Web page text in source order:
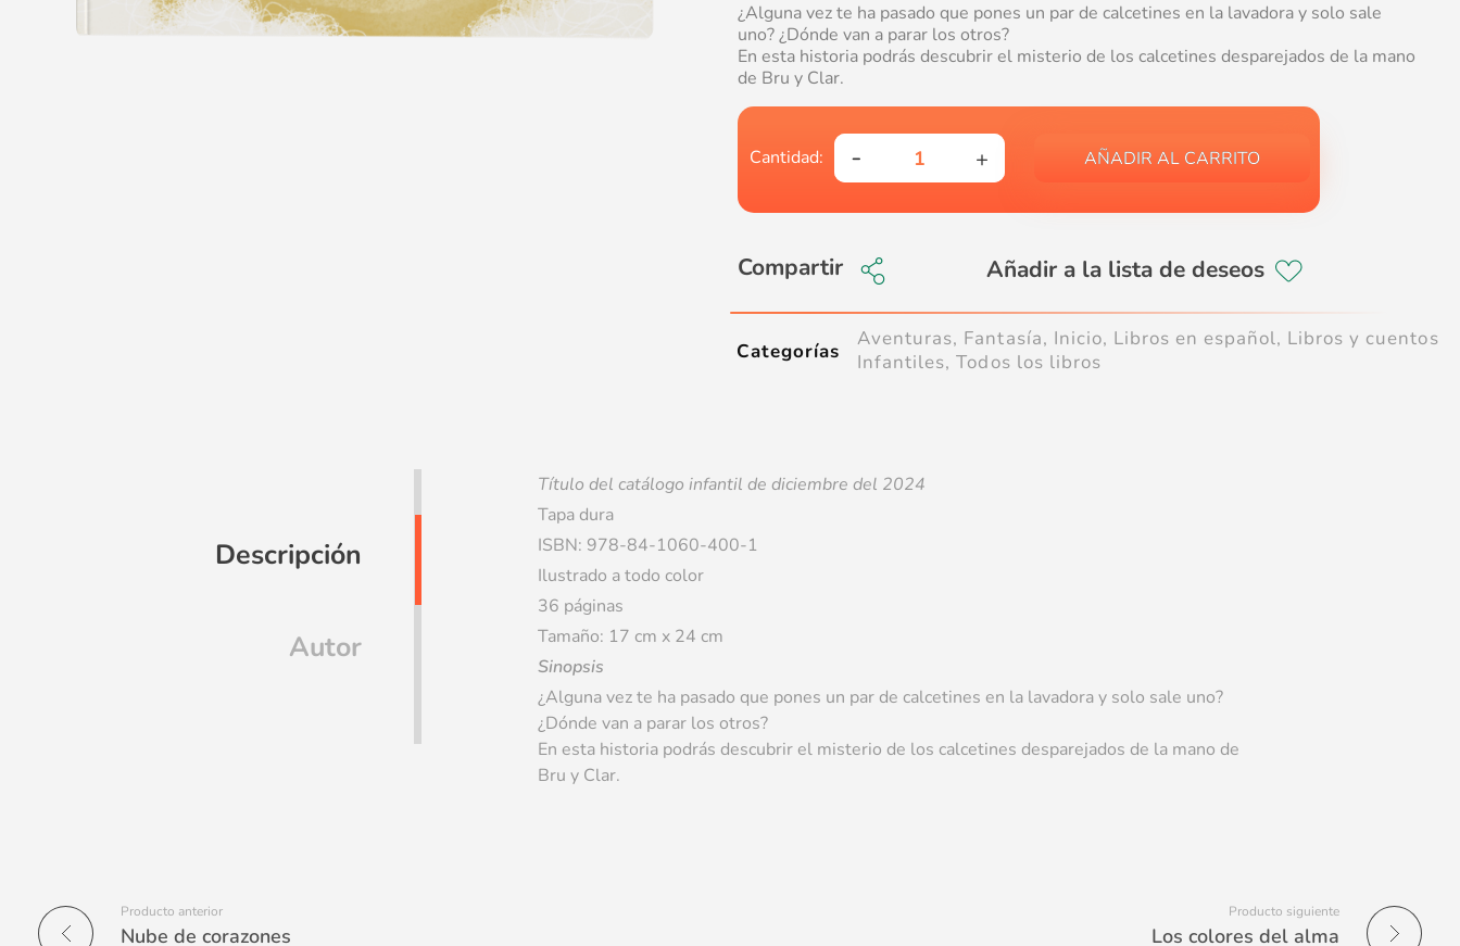
¿Alguna vez te ha pasado que pones un par de calcetines en la lavadora y solo sale
uno? ¿Dónde van a parar los otros?
En esta historia podrás descubrir el misterio de los calcetines desparejados de la mano
de Bru y Clar.
AÑADIR AL CARRITO
Compartir
Categorías Aventuras, Fantasía, Inicio, Libros en español, Libros y cuentos
Infantiles,Todos los libros
Descripción
Autor
Título del catálogo infantil de diciembre del 2024
Tapa dura
ISBN: 978-84-1060-400-1
Ilustrado a todo color
36 páginas
Tamaño: 17 cm x 24 cm
Sinopsis
¿Alguna vez te ha pasado que pones un par de calcetines en la lavadora y solo sale uno?
¿Dónde van a parar los otros?
En esta historia podrás descubrir el misterio de los calcetines desparejados de la mano de
Bru y Clar.
Producto anterior
Nube de corazones
Producto siguiente
Los colores del alma